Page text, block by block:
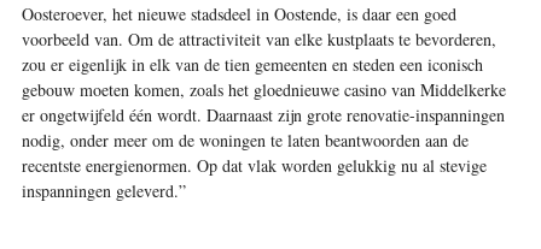
Oosteroever, het nieuwe stadsdeel in Oostende, is daar een goed
voorbeeld van. Om de attractiviteit van elke kustplaats te bevorderen,
zou er eigenlijk in elk van de tien gemeenten en steden een iconisch
gebouw moeten komen, zoals het gloednieuwe casino van Middelkerke
er ongetwijfeld één wordt. Daarnaast zijn grote renovatie-inspanningen
nodig, onder meer om de woningen te laten beantwoorden aan de
recentste energienormen. Op dat vlak worden gelukkig nu al stevige
inspanningen geleverd.”